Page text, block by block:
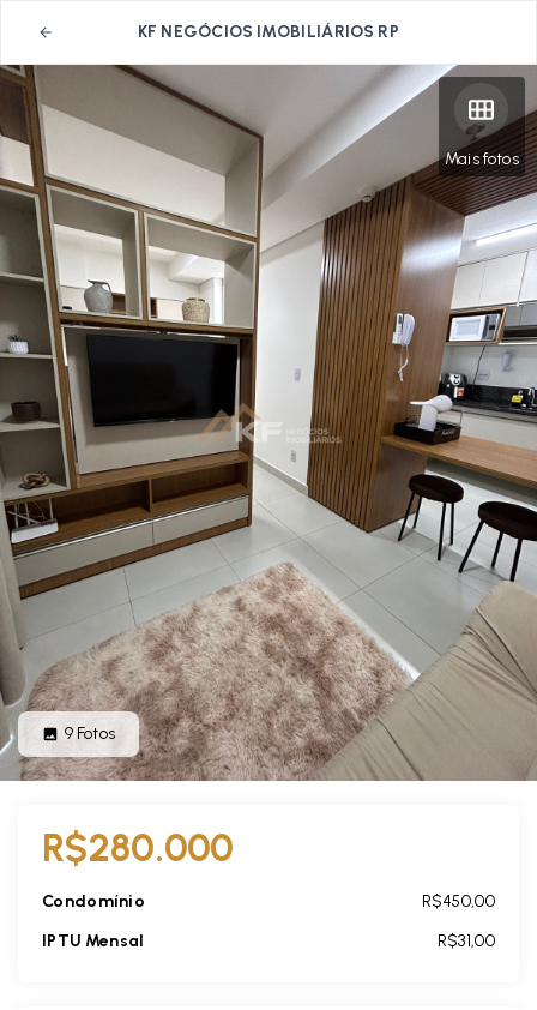
KF NEGÓCIOS IMOBILIÁRIOS RP
Mais fotos
9 Fotos
R$280.000
Condomínio
R$450,00
IPTU Mensal
R$31,00